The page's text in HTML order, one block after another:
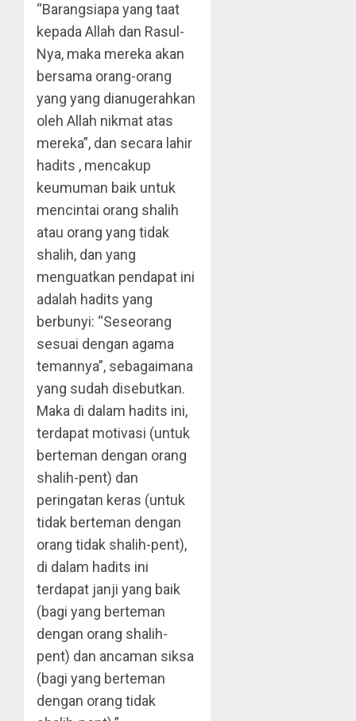
“Barangsiapa yang taat
kepada Allah dan Rasul-
Nya, maka mereka akan
bersama orang-orang
yang yang dianugerahkan
oleh Allah nikmat atas
mereka”, dan secara lahir
hadits , mencakup
keumuman baik untuk
mencintai orang shalih
atau orang yang tidak
shalih, dan yang
menguatkan pendapat ini
adalah hadits yang
berbunyi: “Seseorang
sesuai dengan agama
temannya”, sebagaimana
yang sudah disebutkan.
Maka di dalam hadits ini,
terdapat motivasi (untuk
berteman dengan orang
shalih-pent) dan
peringatan keras (untuk
tidak berteman dengan
orang tidak shalih-pent),
di dalam hadits ini
terdapat janji yang baik
(bagi yang berteman
dengan orang shalih-
pent) dan ancaman siksa
(bagi yang berteman
dengan orang tidak